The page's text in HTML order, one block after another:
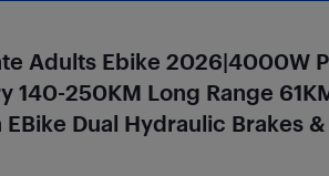
Adults Ebike 2026|4000W
140-250KM Long Range
Dual Hydraulic Brakes